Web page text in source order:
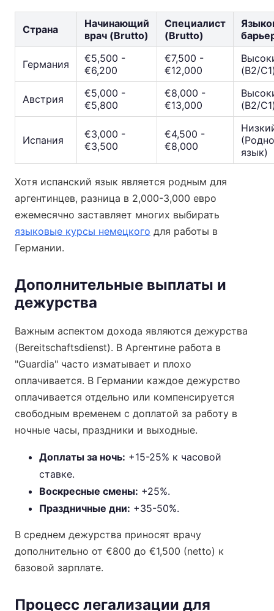
Страна
Начинающий
врач (Brutto)
Специалист
(Brutto)
Германия
€5,500 -
€6,200
€7,500 -
€12,000
(B2/
Австрия
€5,000 -
€5,800
€8,000 -
€13,000
(B2/
Испания
€3,000 -
€3,500
€4,500 -
€8,000
язык)
Хотя испанский язык является родным для
аргентинцев, разница в 2,000-3,000 евро
ежемесячно заставляет многих выбирать
языковые курсы немецкого для работы в
Германии.
Дополнительные выплаты и
дежурства
Важным аспектом дохода являются дежурства
(Bereitschaftsdienst). В Аргентине работа в
"Guardia" часто изматывает и плохо
оплачивается. В Германии каждое дежурство
оплачивается отдельно или компенсируется
свободным временем с доплатой за работу в
ночные часы, праздники и выходные.
Доплаты за ночь: +15-25% к часовой
ставке.
Воскресные смены: +25%.
Праздничные дни: +35-50%.
В среднем дежурства приносят врачу
дополнительно от €800 до €1,500 (netto) к
базовой зарплате.
Процесс легализации для